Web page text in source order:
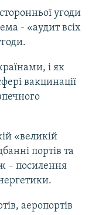
угоди
- «аудит всіх
і як
вакцинації
«великій
портів та
– посилення
аеропортів